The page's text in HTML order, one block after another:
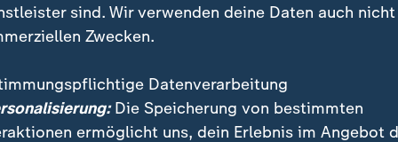
sind. Wir verwenden deine Daten auch nicht
Zwecken.
Datenverarbeitung
Die Speicherung von bestimmten
ermöglicht uns, dein Erlebnis im Angebot